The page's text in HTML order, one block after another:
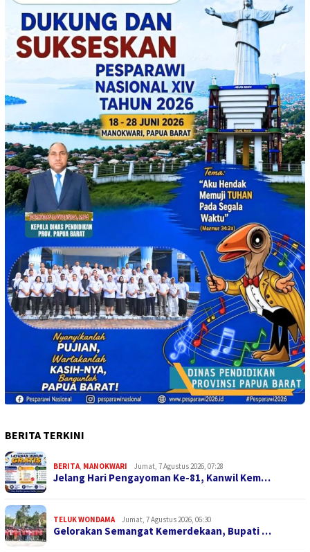
BERITA TERKINI
BERITA, MANOKWARI Jumat, 7 Agustus 2026, 07:28
Jelang Hari Pengayoman Ke-81, Kanwil Kem…
TELUK WONDAMA Jumat, 7 Agustus 2026, 06:30
Gelorakan Semangat Kemerdekaan, Bupati …